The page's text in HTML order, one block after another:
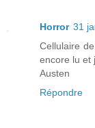
Horror 31
Cellulaire
encore lu et
Austen
Répondre